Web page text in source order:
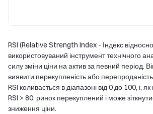
RSI (Relative Strength Index - Індекс
використовуваний інструмент технічного
силу зміни ціни на актив за певний період.
виявити перекупленість або
RSI коливається в діапазоні від 0 до 100, і,
RSI > 80: ринок перекуплений і може
зниження ціни.